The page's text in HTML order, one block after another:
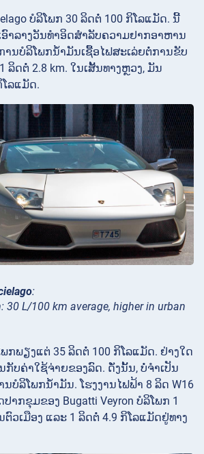
ບໍລິໂພກ 30 ລິດຕໍ່ 100 ກິໂລແມັດ. ນີ້
ອົາລາງວັນທໍາອິດສໍາລັບຄວາມຢາກອາຫານ
ານ​ບໍ​ລິ​ໂພກ​ນໍ້າ​ມັນ​ເຊື້ອ​ໄຟ​ສະ​ເລ່ຍ​ຕໍ່​ການ​ຂັບ​
ລິດ​ຕໍ່ 2.8 km. ໃນເສັ້ນທາງຫຼວງ, ມັນ
ໂລແມັດ.
:
30 L/100 km average, higher in urban
ພກພຽງແຕ່ 35 ລິດຕໍ່ 100 ກິໂລແມັດ. ຢ່າງໃດ
ບຄ່າໃຊ້ຈ່າຍຂອງລົດ. ດັ່ງນັ້ນ, ບໍ່ຈໍາເປັນ
ບໍລິໂພກນໍ້າມັນ. ໂຮງງານໄຟຟ້າ 8 ລິດ W16
າກຂຸມຂອງ Bugatti Veyron ບໍລິໂພກ 1
ວເມືອງ ແລະ 1 ລິດຕໍ່ 4.9 ກິໂລແມັດຢູ່ທາງ